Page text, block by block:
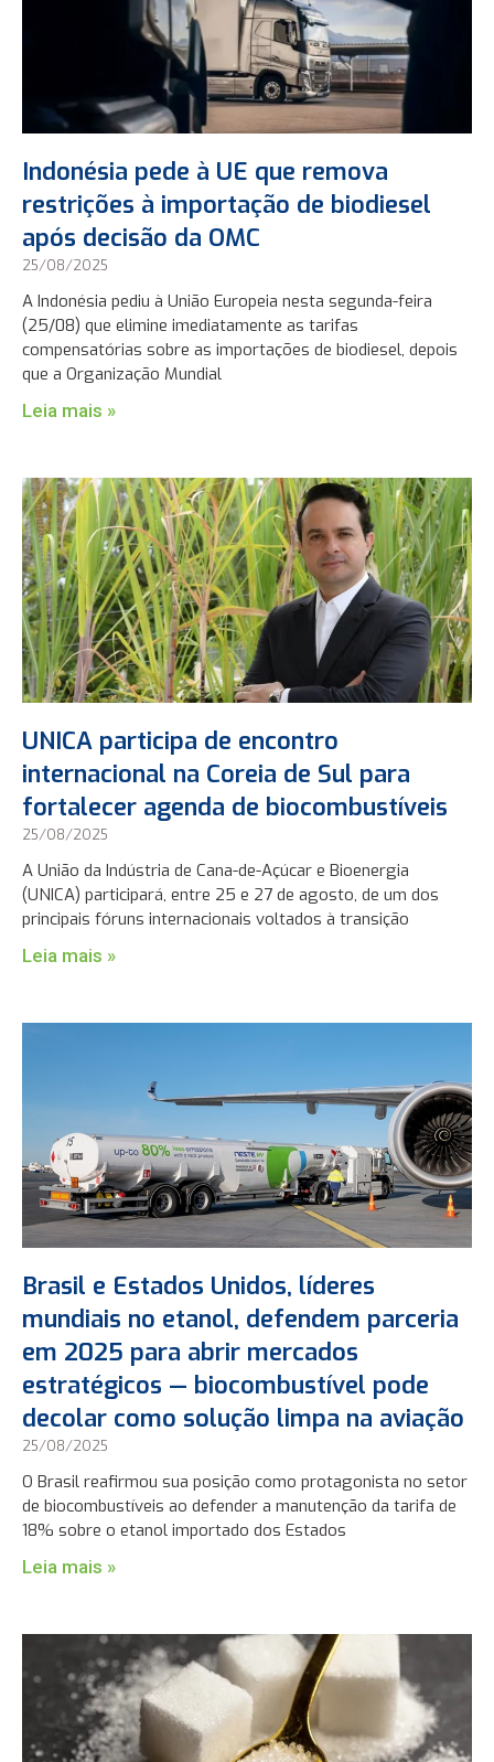
Indonésia pede à UE que remova
restrições à importação de biodiesel
após decisão da OMC
25/08/2025
A Indonésia pediu à União Europeia nesta segunda-feira
(25/08) que elimine imediatamente as tarifas
compensatórias sobre as importações de biodiesel, depois
que a Organização Mundial
Leia mais »
UNICA participa de encontro
internacional na Coreia de Sul para
fortalecer agenda de biocombustíveis
25/08/2025
A União da Indústria de Cana-de-Açúcar e Bioenergia
(UNICA) participará, entre 25 e 27 de agosto, de um dos
principais fóruns internacionais voltados à transição
Leia mais »
Brasil e Estados Unidos, líderes
mundiais no etanol, defendem parceria
em 2025 para abrir mercados
estratégicos — biocombustível pode
decolar como solução limpa na aviação
25/08/2025
O Brasil reafirmou sua posição como protagonista no setor
de biocombustíveis ao defender a manutenção da tarifa de
18% sobre o etanol importado dos Estados
Leia mais »